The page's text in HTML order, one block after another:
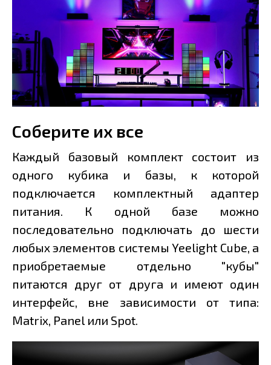
Соберите их все
Каждый базовый комплект состоит из
одного кубика и базы, к которой
подключается комплектный адаптер
питания. К одной базе можно
последовательно подключать до шести
любых элементов системы Yeelight Cube, а
приобретаемые отдельно "кубы"
питаются друг от друга и имеют один
интерфейс, вне зависимости от типа:
Matrix, Panel или Spot.